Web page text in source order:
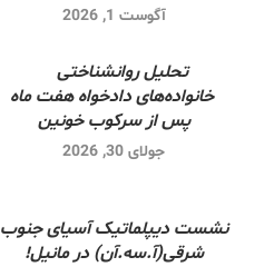
آگوست 1, 2026
تحلیل روانشناختی
خانواده‌های دادخواه هفت ماه
پس از سرکوب خونین
جولای 30, 2026
نشست دیپلماتیک آسیای جنوب
شرقی‌(آ.سه.آن) در مانیل!